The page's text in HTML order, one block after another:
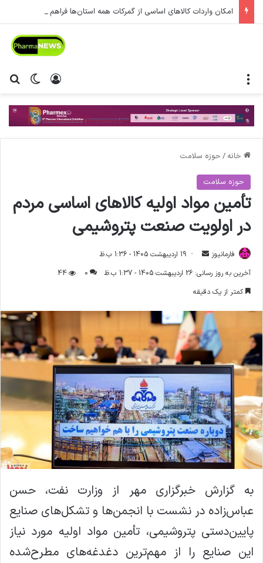
امکان واردات کالاهای اساسی از گمرکات همه استان‌ها فراهم شد.
تغییر ورود
خانه / حوزه سلامت
حوزه سلامت
تأمین مواد اولیه کالاهای اساسی مردم
در اولویت صنعت پتروشیمی
فارمانیوز
ا
ل
ا
ی
م
ی
19 اردیبهشت 1405 - 1:36 ب.ظ
آخرین به روز رسانی: 26 اردیبهشت 1405 - 1:37 ب.ظ
0
44
کمتر از یک دقیقه
به گزارش خبرگزاری مهر از وزارت نفت، حسن
عباس‌زاده در نشست با انجمن‌ها و تشکل‌های صنایع
پایین‌دستی پتروشیمی، تأمین مواد اولیه مورد نیاز
این صنایع را از مهم‌ترین دغدغه‌های مطرح‌شده